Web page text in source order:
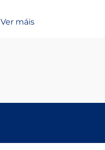
Ver máis